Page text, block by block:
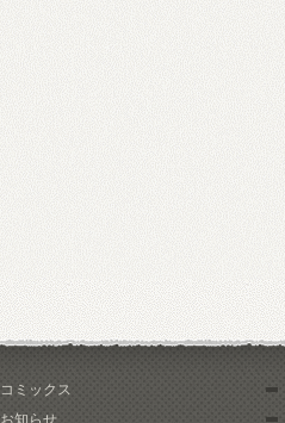
コミックス
お知らせ